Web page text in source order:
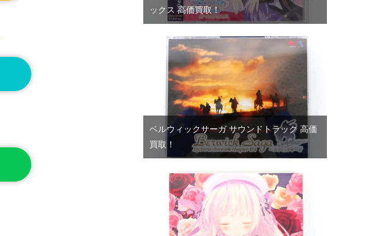
ックス 高価買取！
ベルウィックサーガ サウンドトラック 高価
買取！